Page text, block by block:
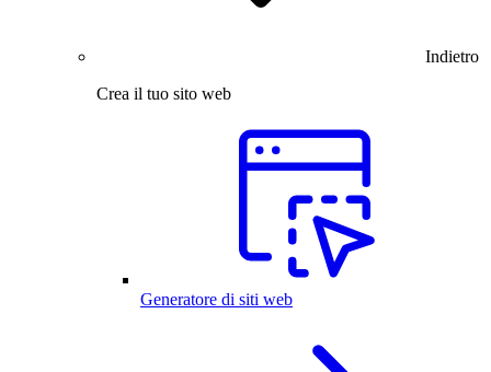
Indietro
Crea il tuo sito web
Generatore di siti web